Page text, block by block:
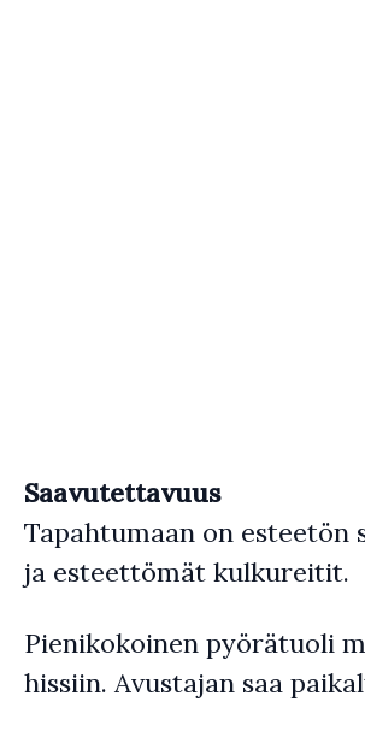
Saavutettavuus
Tapahtumaan on esteetön
ja esteettömät kulkureitit.
Pienikokoinen pyörätuoli
hissiin. Avustajan saa